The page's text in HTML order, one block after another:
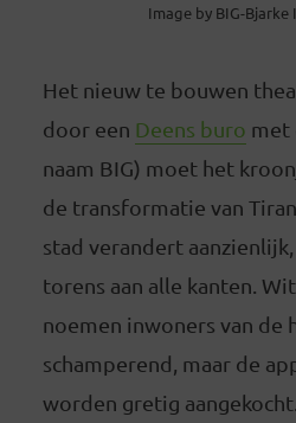
Image by BIG-Bjarke
Het nieuw te bouwen
door een Deens buro met
naam BIG) moet het
de transformatie van
stad verandert
torens aan alle kanten.
noemen inwoners van de
schamperend, maar de
worden gretig